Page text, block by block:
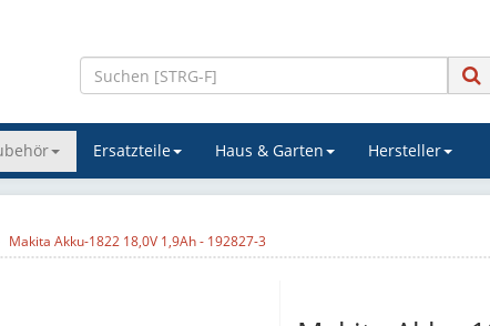
Ersatzteile Haus & Garten Hersteller
Makita Akku-1822 18,0V 1,9Ah - 192827-3